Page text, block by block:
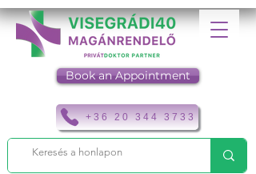
+36 20 344 3733
Book an Appointment